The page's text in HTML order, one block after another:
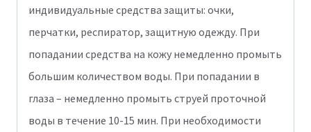
индивидуальные средства защиты: очки,
перчатки, респиратор, защитную одежду. При
попадании средства на кожу немедленно промыть
большим количеством воды. При попадании в
глаза – немедленно промыть струей проточной
воды в течение 10-15 мин. При необходимости